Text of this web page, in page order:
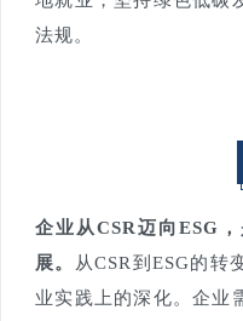
法规。
企业从CSR迈向ESG
展。
从CSR到ESG的转
业实践上的深化。企业